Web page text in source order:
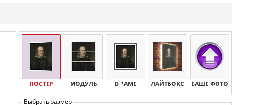
ПОСТЕР МОДУЛЬ В РАМЕ ЛАЙТБОКС ВАШЕ ФОТО
Выбрать размер